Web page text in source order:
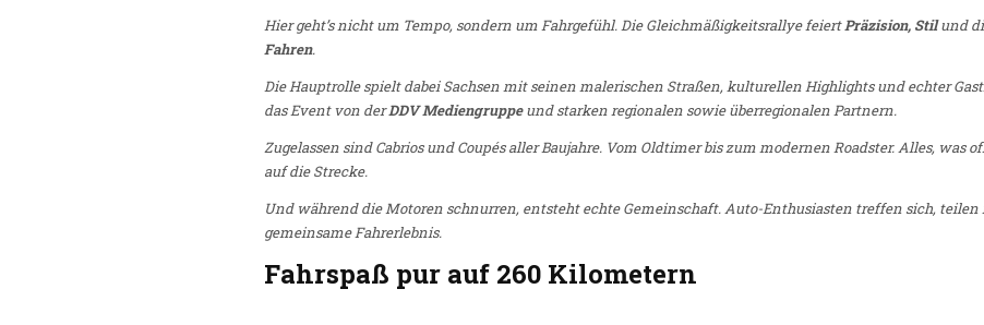
Hier geht’s nicht um Tempo, sondern um Fahrgefühl. Die Gleichmäßigkeitsrallye feiertPräzision, Stilund
Fahren.
Die Hauptrolle spielt dabei Sachsen mit seinen malerischen Straßen, kulturellen Highlights und echter
das Event von derDDV Mediengruppeund starken regionalen sowie überregionalen Partnern.
Zugelassen sind Cabrios und Coupés aller Baujahre. Vom Oldtimer bis zum modernen Roadster. Alles, was
auf die Strecke.
Und während die Motoren schnurren, entsteht echte Gemeinschaft. Auto-Enthusiasten treffen sich,
gemeinsame Fahrerlebnis.
Fahrspaß pur auf 260 Kilometern